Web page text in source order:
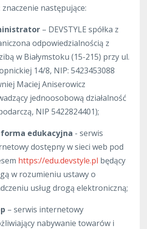
następujące:
– DEVSTYLE spółka z
odpowiedzialnością z
w Białymstoku (15-215) przy ul.
14/8, NIP: 5423453088
Maciej Aniserowicz
jednoosobową działalność
NIP 5422824401);
edukacyjna - serwis
dostępny w sieci web pod
https://edu.devstyle.pl będący
w rozumieniu ustawy o
usług drogą elektroniczną;
– serwis internetowy
nabywanie towarów i